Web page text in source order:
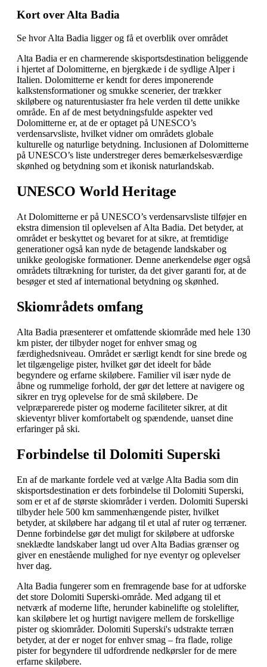
Kort over Alta Badia
Se hvor Alta Badia ligger og få et overblik over området
Alta Badia er en charmerende skisportsdestination beliggende
i hjertet af Dolomitterne, en bjergkæde i de sydlige Alper i
Italien. Dolomitterne er kendt for deres imponerende
kalkstensformationer og smukke scenerier, der trækker
skiløbere og naturentusiaster fra hele verden til dette unikke
område. En af de mest betydningsfulde aspekter ved
Dolomitterne er, at de er optaget på UNESCO’s
verdensarvsliste, hvilket vidner om områdets globale
kulturelle og naturlige betydning. Inclusionen af Dolomitterne
på UNESCO’s liste understreger deres bemærkelsesværdige
skønhed og betydning som et ikonisk naturlandskab.
UNESCO World Heritage
At Dolomitterne er på UNESCO’s verdensarvsliste tilføjer en
ekstra dimension til oplevelsen af Alta Badia. Det betyder, at
området er beskyttet og bevaret for at sikre, at fremtidige
generationer også kan nyde de betagende landskaber og
unikke geologiske formationer. Denne anerkendelse øger også
områdets tiltrækning for turister, da det giver garanti for, at de
besøger et sted af international betydning og skønhed.
Skiområdets omfang
Alta Badia præsenterer et omfattende skiområde med hele 130
km pister, der tilbyder noget for enhver smag og
færdighedsniveau. Området er særligt kendt for sine brede og
let tilgængelige pister, hvilket gør det ideelt for både
begyndere og erfarne skiløbere. Familier vil især nyde de
åbne og rummelige forhold, der gør det lettere at navigere og
sikrer en tryg oplevelse for de små skiløbere. De
velpræparerede pister og moderne faciliteter sikrer, at dit
skieventyr bliver komfortabelt og spændende, uanset dine
erfaringer på ski.
Forbindelse til Dolomiti Superski
En af de markante fordele ved at vælge Alta Badia som din
skisportsdestination er dets forbindelse til Dolomiti Superski,
som er et af de største skiområder i verden. Dolomiti Superski
tilbyder hele 500 km sammenhængende pister, hvilket
betyder, at skiløbere har adgang til et utal af ruter og terræner.
Denne forbindelse gør det muligt for skiløbere at udforske
sneklædte landskaber langt ud over Alta Badias grænser og
giver en enestående mulighed for nye eventyr og oplevelser
hver dag.
Alta Badia fungerer som en fremragende base for at udforske
det store Dolomiti Superski-område. Med adgang til et
netværk af moderne lifte, herunder kabinelifte og stolelifter,
kan skiløbere let og hurtigt navigere mellem de forskellige
pister og skiområder. Dolomiti Superski's udstrakte terræn
betyder, at der er noget for enhver smag – fra flade, rolige
pister for begyndere til udfordrende nedkørsler for de mere
erfarne skiløbere.